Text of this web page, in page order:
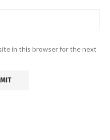
in this browser for the next